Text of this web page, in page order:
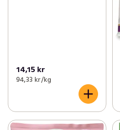
14,15 kr
94,33 kr /kg